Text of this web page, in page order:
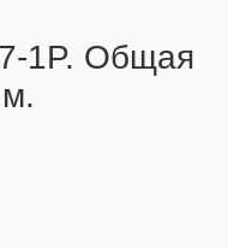
1P. Общая